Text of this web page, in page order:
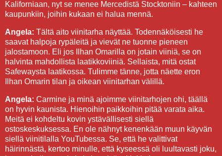
Kaliforniaan, nyt se menee Mercedistä Stocktoniin – kahteen
kaupunkiin, joihin kukaan ei halua mennä.
Angela: Tältä aito viinitarha näyttää. Todennäköisesti he
saavat halpoja rypäleitä ja vievät ne tuonne pieneen
jalostamoon. Eli jos Ilhan Omarilla on jotain viiniä, se on
halvinta mahdollista laatikkoviiniä. Sellaista, mitä ostat
Safewaysta laatikossa. Tulimme tänne, jotta näette eron
Ilhan Omarin tilan ja oikean viinitarhan välillä.
Angela: Carmine ja minä ajoimme viinitarhojen ohi, täällä
on hyvin kaunista. Hienoihin paikkoihin pitää varata aika.
Meitä ei kohdeltu kovin ystävällisesti siellä
ostoskeskuksessa. En ole nähnyt kenenkään muun käyvän
siellä viinitilalla YouTubessa. Se, että he valittivat
häirinnästä, kertoo minulle, että kyseessä oli luultavasti joku,